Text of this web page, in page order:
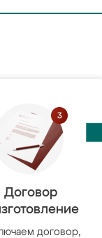
Договор
договор,